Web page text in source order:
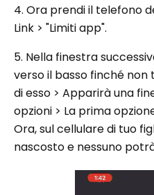
4. Ora prendi il telefono
Link > "Limiti app".
5. Nella finestra
verso il basso finché non
di esso > Apparirà una
opzioni > La prima
Ora, sul cellulare di tuo
nascosto e nessuno